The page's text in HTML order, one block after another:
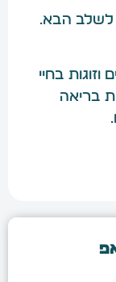
לשלב הבא.
בחיי
בריאה